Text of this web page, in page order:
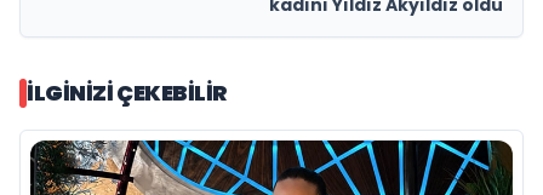
kadını Yıldız Akyıldız oldu
İLGINIZI ÇEKEBILIR